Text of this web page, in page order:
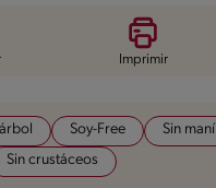
Imprimir
Soy-Free Sin maní
Sin crustáceos